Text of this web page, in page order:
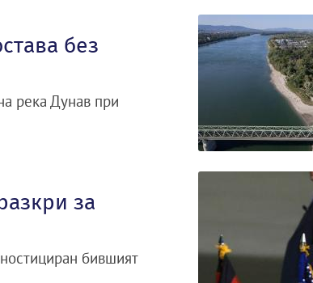
без
река Дунав при
за
бившият